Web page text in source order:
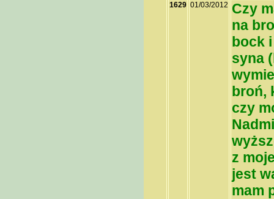
1629 01/03/2012 Czy
na
bock
syna
broń,
czy
z
jest
mam